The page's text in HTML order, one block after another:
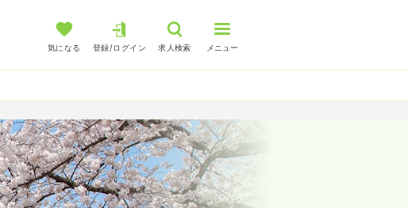
気になる 登録/ログイン 求人検索 メニュー